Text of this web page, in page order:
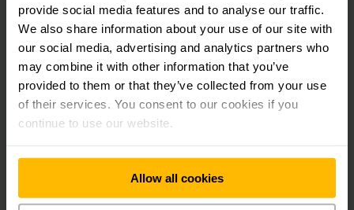
provide social media features and to analyse our traffic.
We also share information about your use of our site with
our social media, advertising and analytics partners who
may combine it with other information that you’ve
provided to them or that they’ve collected from your use
of their services. You consent to our cookies if you
continue to use our website.
Allow all cookies